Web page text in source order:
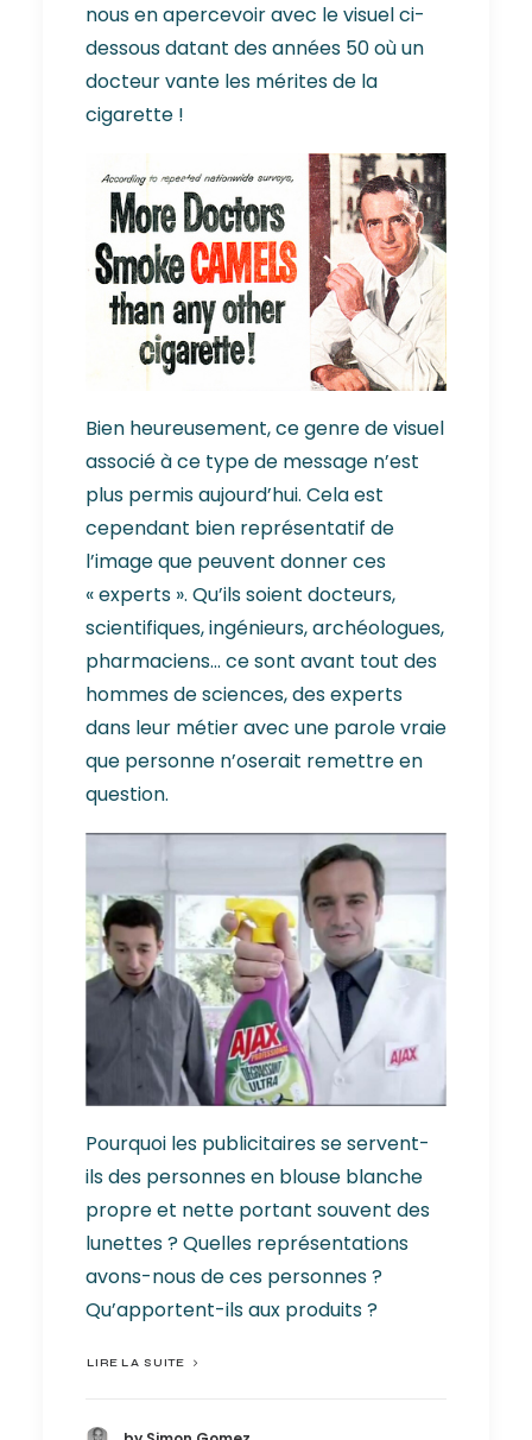
nous en apercevoir avec le visuel ci-
dessous datant des années 50 où un
docteur vante les mérites de la
cigarette !
Bien heureusement, ce genre de visuel
associé à ce type de message n’est
plus permis aujourd’hui. Cela est
cependant bien représentatif de
l’image que peuvent donner ces
« experts ». Qu’ils soient docteurs,
scientifiques, ingénieurs, archéologues,
pharmaciens… ce sont avant tout des
hommes de sciences, des experts
dans leur métier avec une parole vraie
que personne n’oserait remettre en
question.
Pourquoi les publicitaires se servent-
ils des personnes en blouse blanche
propre et nette portant souvent des
lunettes ? Quelles représentations
avons-nous de ces personnes ?
Qu’apportent-ils aux produits ?
LIRE LA SUITE